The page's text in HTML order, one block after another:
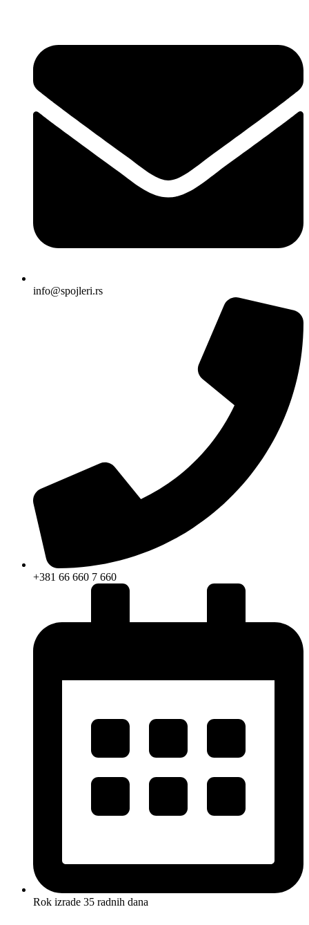
info@spojleri.rs
+381 66 660 7 660
Rok izrade 35 radnih dana